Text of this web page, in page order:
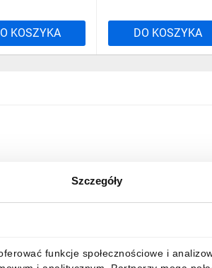
Szczegóły
funkcje społecznościowe i
KOSZYKA DO KOSZYKA